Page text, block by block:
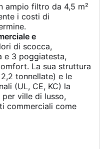
ampio filtro da 4,5 m²
i costi di
e
di scocca,
e 3 poggiatesta,
La sua struttura
tonnellate) e le
(UL, CE, KC) la
ville di lusso,
commerciali come